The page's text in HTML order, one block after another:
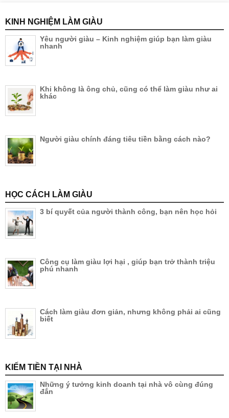
KINH NGHIỆM LÀM GIÀU
Yêu người giàu – Kinh nghiệm giúp bạn làm giàu
nhanh
Khi không là ông chủ, cũng có thể làm giàu như ai
khác
Người giàu chính đáng tiêu tiền bằng cách nào?
HỌC CÁCH LÀM GIÀU
3 bí quyết của người thành công, bạn nên học hỏi
Công cụ làm giàu lợi hại , giúp bạn trở thành triệu
phú nhanh
Cách làm giàu đơn giản, nhưng không phải ai cũng
biết
KIẾM TIỀN TẠI NHÀ
Những ý tưởng kinh doanh tại nhà vô cùng đúng
đắn